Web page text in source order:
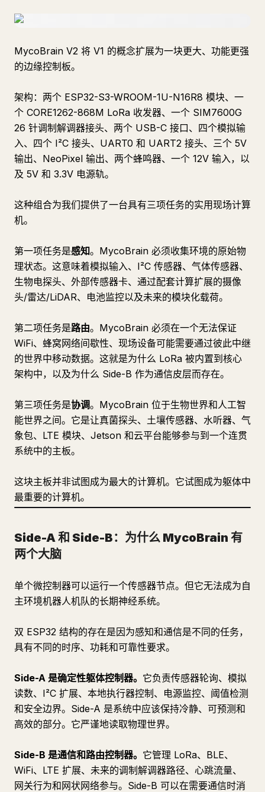
MycoBrain V2 将 V1 的概念扩展为一块更大、功能更强
的边缘控制板。
架构：两个 ESP32-S3-WROOM-1U-N16R8 模块、一
个 CORE1262-868M LoRa 收发器、一个 SIM7600G
26 针调制解调器接头、两个 USB-C 接口、四个模拟输
入、四个 I²C 接头、UART0 和 UART2 接头、三个 5V
输出、NeoPixel 输出、两个蜂鸣器、一个 12V 输入，以
及 5V 和 3.3V 电源轨。
这种组合为我们提供了一台具有三项任务的实用现场计算
机。
第一项任务是感知。MycoBrain 必须收集环境的原始物
理状态。这意味着模拟输入、I²C 传感器、气体传感器、
生物电探头、外部传感器卡、通过配套计算扩展的摄像
头/雷达/LiDAR、电池监控以及未来的模块化载荷。
第二项任务是路由。MycoBrain 必须在一个无法保证
WiFi、蜂窝网络间歇性、现场设备可能需要通过彼此中继
的世界中移动数据。这就是为什么 LoRa 被内置到核心
架构中，以及为什么 Side-B 作为通信皮层而存在。
第三项任务是协调。MycoBrain 位于生物世界和人工智
能世界之间。它是让真菌探头、土壤传感器、水听器、气
象包、LTE 模块、Jetson 和云平台能够参与到一个连贯
系统中的主板。
这块主板并非试图成为最大的计算机。它试图成为躯体中
最重要的计算机。
Side-A 和 Side-B：为什么 MycoBrain 有
两个大脑
单个微控制器可以运行一个传感器节点。但它无法成为自
主环境机器人机队的长期神经系统。
双 ESP32 结构的存在是因为感知和通信是不同的任务，
具有不同的时序、功耗和可靠性要求。
Side-A 是确定性躯体控制器。 它负责传感器轮询、模拟
读数、I²C 扩展、本地执行器控制、电源监控、阈值检测
和安全边界。Side-A 是系统中应该保持冷静、可预测和
高效的部分。它严谨地读取物理世界。
Side-B 是通信和路由控制器。 它管理 LoRa、BLE、
WiFi、LTE 扩展、未来的调制解调器路径、心跳流量、
网关行为和网状网络参与。Side-B 可以在需要通信时消